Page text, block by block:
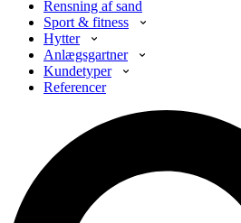
Rensning af sand
Sport & fitness
Hytter
Anlægsgartner
Kundetyper
Referencer